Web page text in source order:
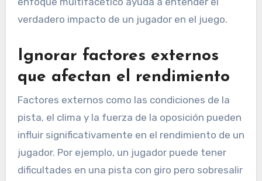
verdadero impacto de un jugador en el juego.
Ignorar factores externos
que afectan el rendimiento
Factores externos como las condiciones de la
pista, el clima y la fuerza de la oposición pueden
influir significativamente en el rendimiento de un
jugador. Por ejemplo, un jugador puede tener
dificultades en una pista con giro pero sobresalir